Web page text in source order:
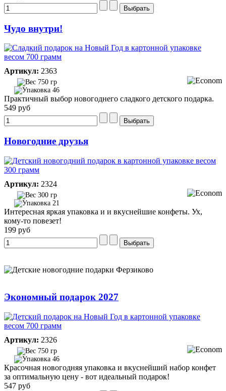
Чудо внутри!
Артикул: 2363
750 гр
46
Практичный выбор новогоднего сладкого детского подарка.
549 руб
Новогодние друзья
Артикул: 2324
300 гр
21
Интересная яркая упаковка и и вкуснейшие конфеты. Ух,
кому-то повезет!
199 руб
Экономный подарок 2027
Артикул: 2326
750 гр
46
Красочная новогодняя упаковка и вкуснейший набор конфет
за оптимальную цену - вот идеальный подарок!
547 руб